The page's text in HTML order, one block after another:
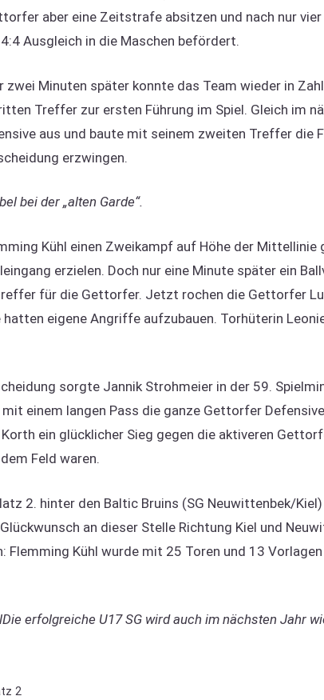
aber eine Zeitstrafe absitzen und nach nur
Ausgleich in die Maschen befördert.
zwei Minuten später konnte das Team wieder in
Treffer zur ersten Führung im Spiel. Gleich im
aus und baute mit seinem zweiten Treffer die
erzwingen.
bei der „alten Garde“.
Kühl einen Zweikampf auf Höhe der
erzielen. Doch nur eine Minute später ein
für die Gettorfer. Jetzt rochen die Gettorfer
hatten eigene Angriffe aufzubauen. Torhüterin
sorgte Jannik Strohmeier in der 59.
einem langen Pass die ganze Gettorfer
ein glücklicher Sieg gegen die aktiveren
Feld waren.
2. hinter den Baltic Bruins (SG Neuwittenbek/
an dieser Stelle Richtung Kiel und
Flemming Kühl wurde mit 25 Toren und 13
Die erfolgreiche U17 SG wird auch im nächsten Jahr
2